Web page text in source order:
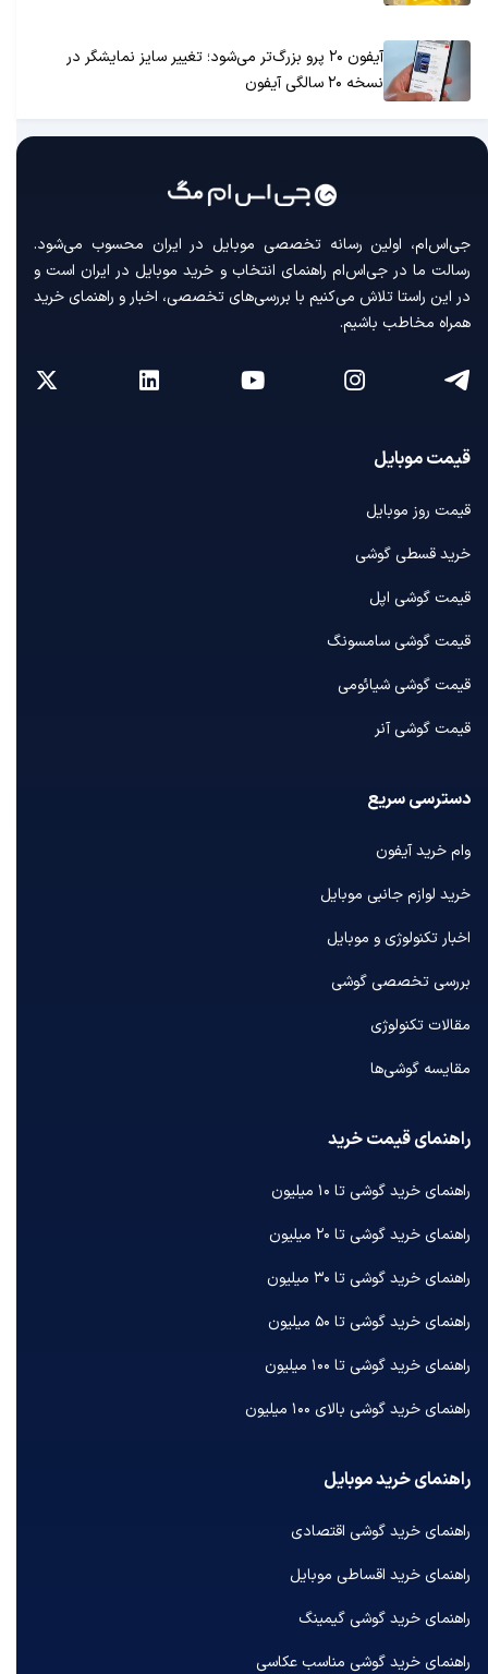
آیفون ۲۰ پرو بزرگ‌تر می‌شود؛ تغییر سایز نمایشگر در
نسخه ۲۰ سالگی آیفون
جی‌اس‌ام، اولین رسانه‌ تخصصی موبایل در ایران محسوب می‌شود.
رسالت ما در جی‌اس‌ام راهنمای انتخاب و خرید موبایل در ایران است و
در این راستا تلاش می‌کنیم با بررسی‌های تخصصی، اخبار و راهنمای خرید
همراه مخاطب باشیم.
قیمت موبایل
قیمت روز موبایل
خرید قسطی گوشی
قیمت گوشی اپل
قیمت گوشی سامسونگ
قیمت گوشی شیائومی
قیمت گوشی آنر
دسترسی سریع
وام خرید آیفون
خرید لوازم جانبی موبایل
اخبار تکنولوژی و موبایل
بررسی تخصصی گوشی
مقالات تکنولوژی
مقایسه گوشی‌ها
راهنمای قیمت خرید
راهنمای خرید گوشی تا ۱۰ میلیون
راهنمای خرید گوشی تا ۲۰ میلیون
راهنمای خرید گوشی تا ۳۰ میلیون
راهنمای خرید گوشی تا ۵۰ میلیون
راهنمای خرید گوشی تا ۱۰۰ میلیون
راهنمای خرید گوشی بالای ۱۰۰ میلیون
راهنمای خرید موبایل
راهنمای خرید گوشی اقتصادی
راهنمای خرید اقساطی موبایل
راهنمای خرید گوشی گیمینگ
راهنمای خرید گوشی مناسب عکاسی